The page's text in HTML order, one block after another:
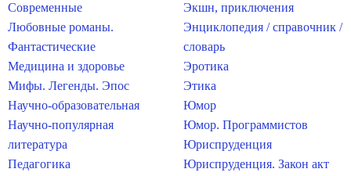
Современные
Любовные романы.
Фантастические
Медицина и здоровье
Мифы. Легенды. Эпос
Научно-образовательная
Научно-популярная
литература
Педагогика
Экшн, приключения
Энциклопедия / справочник /
словарь
Эротика
Этика
Юмор
Юмор. Программистов
Юриспруденция
Юриспруденция. Закон акт